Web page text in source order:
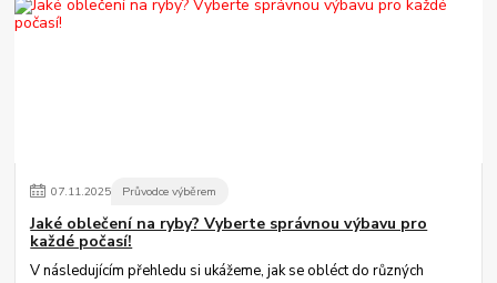
07.11.2025 Průvodce výběrem
Jaké oblečení na ryby? Vyberte správnou výbavu pro
každé počasí!
V následujícím přehledu si ukážeme, jak se obléct do různých